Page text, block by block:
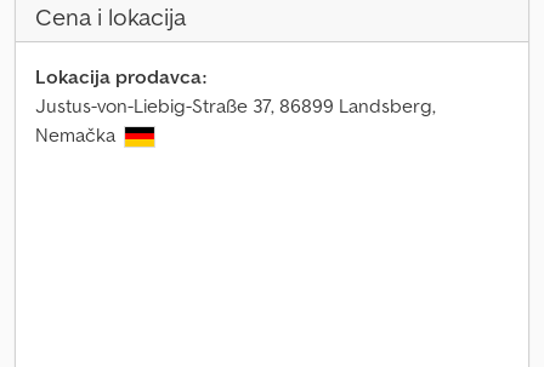
Cena i lokacija
Lokacija prodavca:
Justus-von-Liebig-Straße 37, 86899 Landsberg,
Nemačka